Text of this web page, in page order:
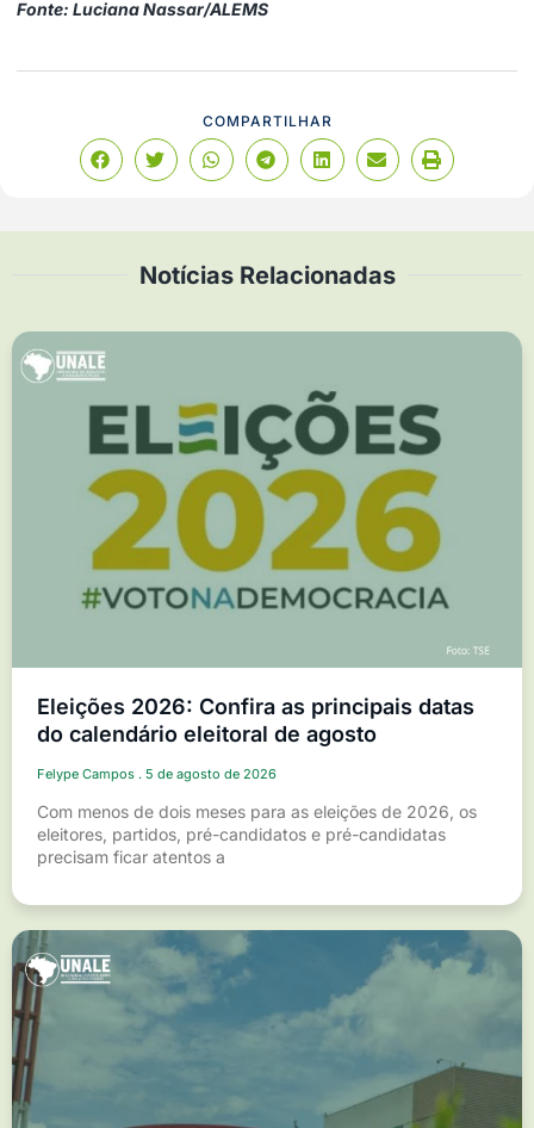
Fonte: Luciana Nassar/ALEMS
COMPARTILHAR
Notícias Relacionadas
Eleições 2026: Confira as principais datas
do calendário eleitoral de agosto
Felype Campos 5 de agosto de 2026
Com menos de dois meses para as eleições de 2026, os
eleitores, partidos, pré-candidatos e pré-candidatas
precisam ficar atentos a